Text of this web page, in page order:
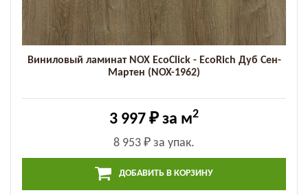
Виниловый ламинат NOX EcoClick - EcoRich Дуб Сен-
Мартен (NOX-1962)
3 997 ₽ за м2
8 953 ₽ за упак.
ДОБАВИТЬ В КОРЗИНУ